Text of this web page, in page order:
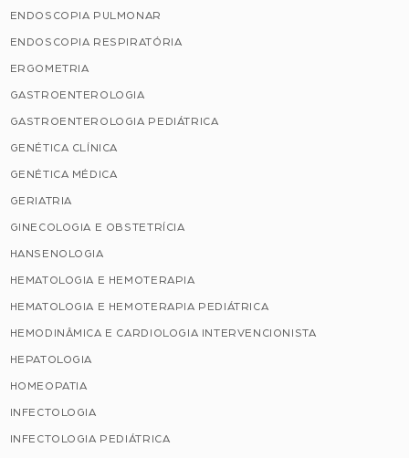
ENDOSCOPIA PULMONAR
ENDOSCOPIA RESPIRATÓRIA
ERGOMETRIA
GASTROENTEROLOGIA
GASTROENTEROLOGIA PEDIÁTRICA
GENÉTICA CLÍNICA
GENÉTICA MÉDICA
GERIATRIA
GINECOLOGIA E OBSTETRÍCIA
HANSENOLOGIA
HEMATOLOGIA E HEMOTERAPIA
HEMATOLOGIA E HEMOTERAPIA PEDIÁTRICA
HEMODINÂMICA E CARDIOLOGIA INTERVENCIONISTA
HEPATOLOGIA
HOMEOPATIA
INFECTOLOGIA
INFECTOLOGIA PEDIÁTRICA